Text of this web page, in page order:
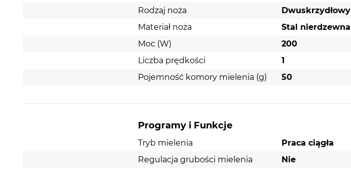
Rodzaj noża
Dwuskrzydłowy
Materiał noża
Stal nierdzewna
Moc (W)
200
Liczba prędkości
1
Pojemność komory mielenia (g)
50
Programy i Funkcje
Tryb mielenia
Praca ciągła
Regulacja grubości mielenia
Nie